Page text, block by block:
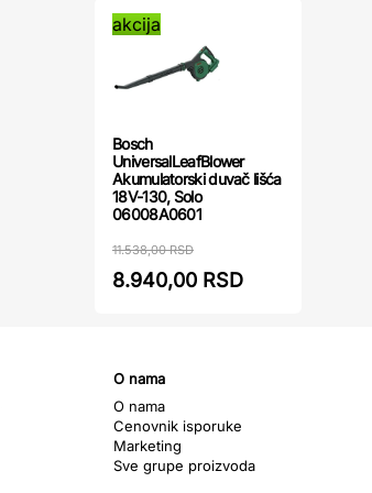
akcija
Bosch
UniversalLeafBlower
Akumulatorski duvač lišća
18V-130, Solo
06008A0601
11.538,00 RSD
8.940,00 RSD
O nama
O nama
Cenovnik isporuke
Marketing
Sve grupe proizvoda